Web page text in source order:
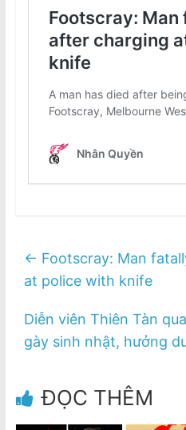
← Footscray: Man
at police with knife
Diễn viên Thiên Tàn
gày sinh nhật, hưởng
ĐỌC THÊM